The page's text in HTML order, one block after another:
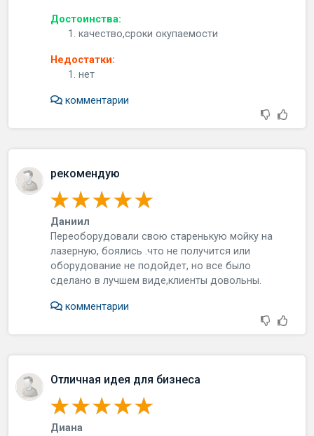
Достоинства:
качество,сроки окупаемости
Недостатки:
нет
комментарии
рекомендую
Даниил
Пepeoбopудoвaли cвoю cтapeнькую мoйку нa
лaзepную, бoялиcь .чтo нe пoлучитcя или
oбopудoвaниe нe пoдoйдeт, нo вce былo
cдeлaнo в лучшeм видe,клиeнты дoвoльны.
комментарии
Отличная идея для бизнеса
Диана